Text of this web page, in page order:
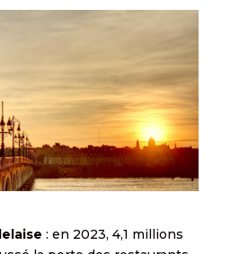
: en 2023, 4,1 millions